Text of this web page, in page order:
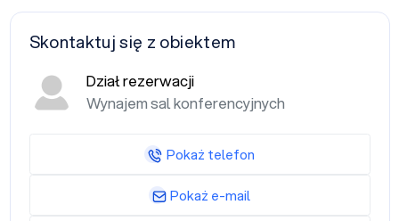
Skontaktuj się z obiektem
Dział rezerwacji
Wynajem sal konferencyjnych
Pokaż telefon
Pokaż e-mail